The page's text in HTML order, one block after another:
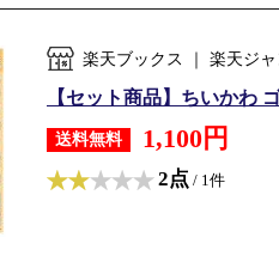
楽天ブックス ｜ 楽天ジ
【セット商品】ちいかわ
送料無料 1,100円
2点 / 1件